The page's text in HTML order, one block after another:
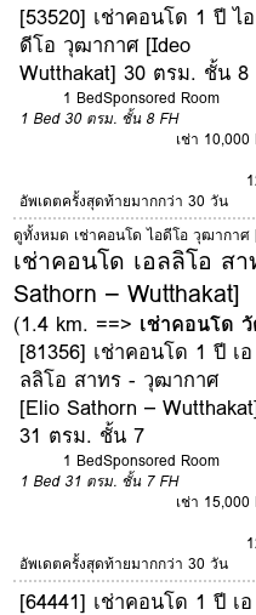
[53520] เช่าคอนโด 1 ปี ไอ
ดีโอ วุฒากาศ [Ideo
Wutthakat] 30 ตรม. ชั้น 8
1 BedSponsored Room
1 Bed 30 ตรม. ชั้น 8 FH
เช่า 10,000
อัพเดตครั้งสุดท้ายมากกว่า 30 วัน
ดูทั้งหมด เช่าคอนโด ไอดีโอ วุฒากาศ
เช่าคอนโด เอลลิโอ ส
Sathorn – Wutthakat]
(1.4 km. ==> เช่าคอนโด
[81356] เช่าคอนโด 1 ปี เอ
ลลิโอ สาทร - วุฒากาศ
[Elio Sathorn –
31 ตรม. ชั้น 7
1 BedSponsored Room
1 Bed 31 ตรม. ชั้น 7 FH
เช่า 15,000
อัพเดตครั้งสุดท้ายมากกว่า 30 วัน
[64441] เช่าคอนโด 1 ปี เอ